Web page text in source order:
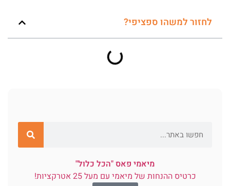
לחזור למשהו ספציפי?
מיאמי פאס "הכל כלול"
כרטיס ההנחות של מיאמי עם מעל 25 אטרקציות!